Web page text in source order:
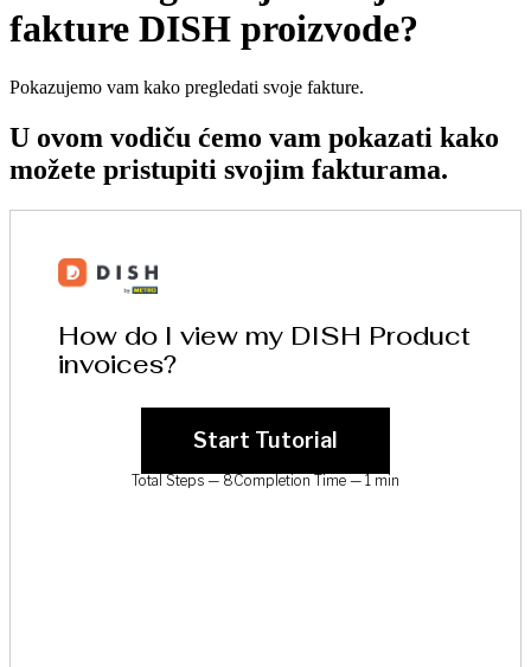
fakture DISH proizvode?
Pokazujemo vam kako pregledati svoje fakture.
U ovom vodiču ćemo vam pokazati kako
možete pristupiti svojim fakturama.